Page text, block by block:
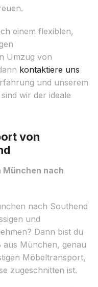
einem flexiblen,
Umzug von
kontaktiere uns
und unserem
wir der ideale
von
München nach
nach Southend
und
Dann bist du
aus München, genau
Möbeltransport,
zugeschnitten ist.